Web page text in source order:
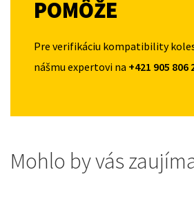
POMÔŽE
Pre verifikáciu kompatibility
nášmu expertovi na +421 905 806
Mohlo by vás